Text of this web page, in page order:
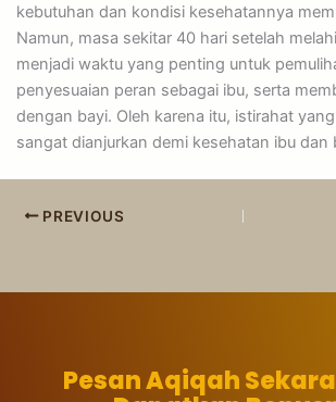
kebutuhan dan kondisi kesehatannya
Namun, masa sekitar 40 hari setelah
menjadi waktu yang penting untuk
penyesuaian peran sebagai ibu, serta
dengan bayi. Oleh karena itu, istirahat
sangat dianjurkan demi kesehatan ibu dan
PREVIOUS
Pesan Aqiqah